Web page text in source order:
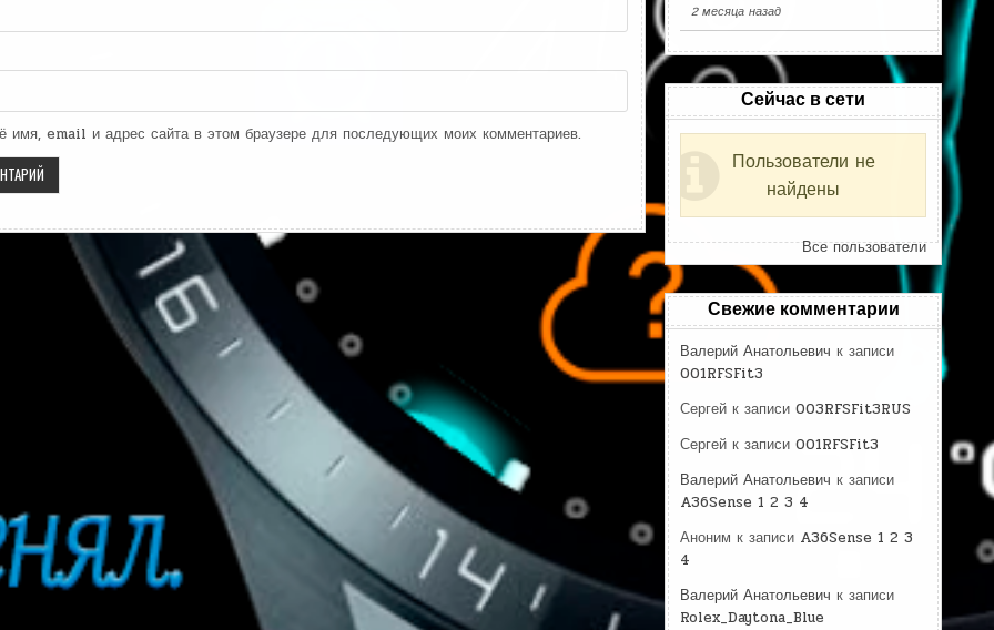
имя, email и адрес сайта в этом браузере для последующих моих комментариев.
2 месяца назад
Сейчас в сети
Пользователи не
найдены
Все пользователи
Свежие комментарии
Валерий Анатольевич к записи
001RFSFit3
Сергей к записи 003RFSFit3RUS
Сергей к записи 001RFSFit3
Валерий Анатольевич к записи
A36Sense 1 2 3 4
Аноним к записи A36Sense 1 2 3
4
Валерий Анатольевич к записи
Rolex_Daytona_Blue